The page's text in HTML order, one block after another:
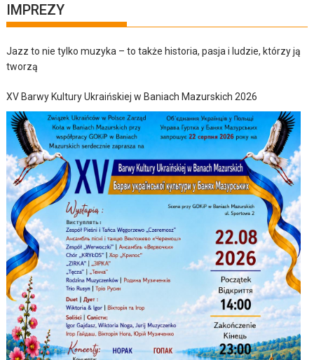
IMPREZY
Jazz to nie tylko muzyka – to także historia, pasja i ludzie, którzy ją
tworzą
XV Barwy Kultury Ukraińskiej w Baniach Mazurskich 2026